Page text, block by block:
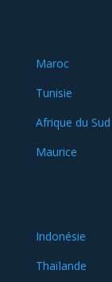
Maroc
Tunisie
Afrique du Sud
Maurice
Indonésie
Thaïlande